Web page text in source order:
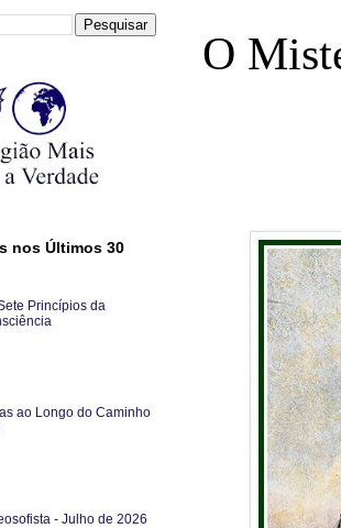
O
nos Últimos 30
Princípios da
ao Longo do Caminho
- Julho de 2026